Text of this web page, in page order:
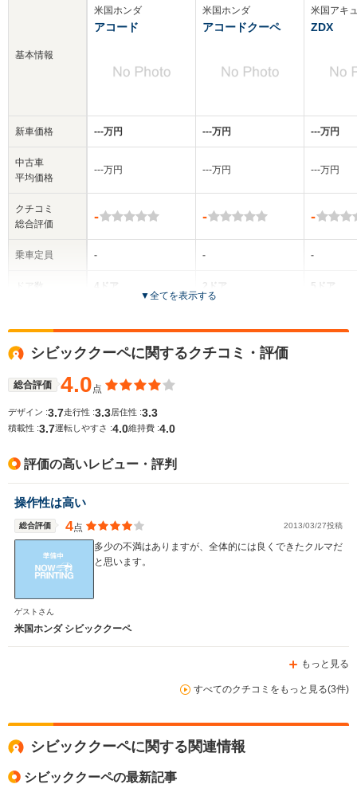
基本情報
新車価格
中古車
平均価格
クチコミ
総合評価
乗車定員
サイズ
(全長x全幅x全高)
WLTCモード
燃費
米国ホンダ
アコード
‐‐‐万円
‐‐‐万円
-
-
4ドア
全高
-m
-m
米国ホンダ
アコードクーペ
‐‐‐万円
‐‐‐万円
-
-
2ドア
全高
米国アキ
ZDX
‐‐‐万円
‐‐‐万円
-
-
5ドア
3700cc
4WD
▼全てを表示する
シビッククーペに関するクチコミ・評価
総合評価 4.0点
デザイン :3.7走行性 :3.3 居住性 :3.3
積載性 :3.7運転しやすさ :4.0維持費 :4.0
評価の高いレビュー・評判
操作性は高い
総合評価 4点 2013/03/27投稿
多少の不満はありますが、全体的には良くできたクルマだ
と思います。
ゲストさん
米国ホンダ シビッククーペ
もっと見る
すべてのクチコミをもっと見る(3件)
シビッククーペに関する関連情報
シビッククーペの最新記事